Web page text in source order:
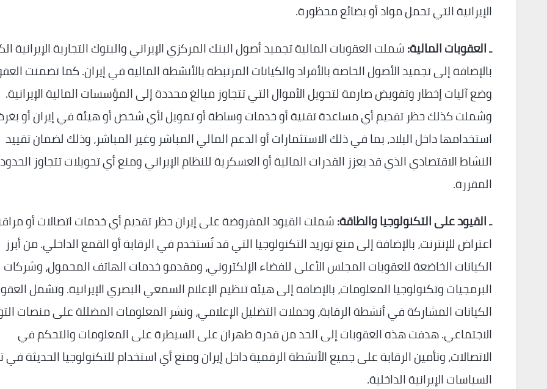
الإيرانية التي تحمل مواد أو بضائع محظورة.
ـ العقوبات المالية:شملت العقوبات المالية تجميد أصول البنك المركزي الإيراني والبنوك التجارية الإيرانية
بالإضافة إلى تجميد الأصول الخاصة بالأفراد والكيانات المرتبطة بالأنشطة المالية في إيران. كما تضمنت
وضع آليات إخطار وتفويض صارمة لتحويل الأموال التي تتجاوز مبالغ محددة إلى المؤسسات المالية الإيرانية.
وشملت كذلك حظر تقديم أي مساعدة تقنية أو خدمات وساطة أو تمويل لأي شخص أو هيئة في إيران أو
استخدامها داخل البلاد، بما في ذلك الاستثمارات أو الدعم المالي المباشر وغير المباشر، وذلك لضمان تقييد
النشاط الاقتصادي الذي قد يعزز القدرات المالية أو العسكرية للنظام الإيراني ومنع أي تحويلات تتجاوز الحدود
المقررة.
ـ القيود على التكنولوجيا والطاقة:شملت القيود المفروضة على إيران حظر تقديم أي خدمات اتصالات أو
اعتراض للإنترنت، بالإضافة إلى منع توريد التكنولوجيا التي قد تُستخدم في الرقابة أو القمع الداخلي. من أبرز
الكيانات الخاضعة للعقوبات المجلس الأعلى للفضاء الإلكتروني، ومقدمو خدمات الهاتف المحمول، وشركات
البرمجيات وتكنولوجيا المعلومات، بالإضافة إلى هيئة تنظيم الإعلام السمعي البصري الإيرانية. وتشمل
الكيانات المشاركة في أنشطة الرقابة، وحملات التضليل الإعلامي، ونشر المعلومات المضللة على منصات
الاجتماعي. هدفت هذه العقوبات إلى الحد من قدرة طهران على السيطرة على المعلومات والتحكم في
الاتصالات، وتأمين الرقابة على جميع الأنشطة الرقمية داخل إيران ومنع أي استخدام للتكنولوجيا الحديثة في
السياسات الإيرانية الداخلية.